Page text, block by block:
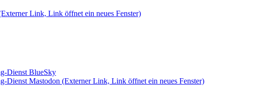
Link, Link öffnet ein neues Fenster)
Dienst BlueSky
Dienst Mastodon (Externer Link, Link öffnet ein neues Fenster)